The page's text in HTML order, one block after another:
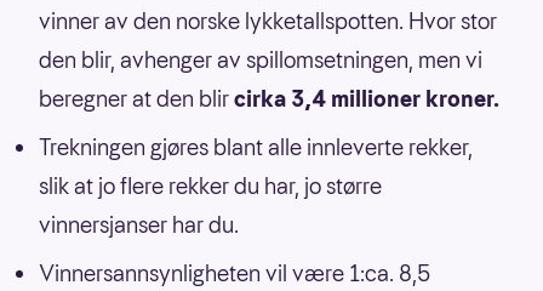
vinner av den norske lykketallspotten. Hvor stor
den blir, avhenger av spillomsetningen, men vi
beregner at den blircirka 3,4 millioner kroner.
Trekningen gjøres blant alle innleverte rekker,
slik at jo flere rekker du har, jo større
vinnersjanser har du.
Vinnersannsynligheten vil være 1:ca. 8,5